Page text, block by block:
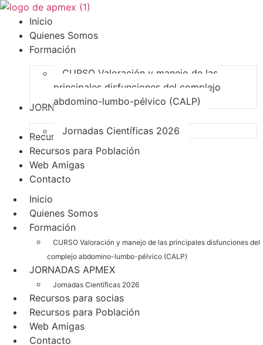
Inicio
Quienes Somos
Formación
CURSO Valoración y manejo de las
principales disfunciones del complejo
abdomino-lumbo-pélvico (CALP)
JORNADAS APMEX
Jornadas Científicas 2026
Recursos para socias
Recursos para Población
Web Amigas
Contacto
Inicio
Quienes Somos
Formación
CURSO Valoración y manejo de las principales disfunciones del
complejo abdomino-lumbo-pélvico (CALP)
JORNADAS APMEX
Jornadas Científicas 2026
Recursos para socias
Recursos para Población
Web Amigas
Contacto